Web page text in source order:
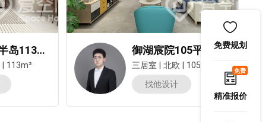
建业·森林半岛113平米三居室北欧风装修案例
113m²
御湖宸院105平米三居室北欧风装修案例
三居室 北欧
105m²
找他设计
免费规划
免费
精准报价